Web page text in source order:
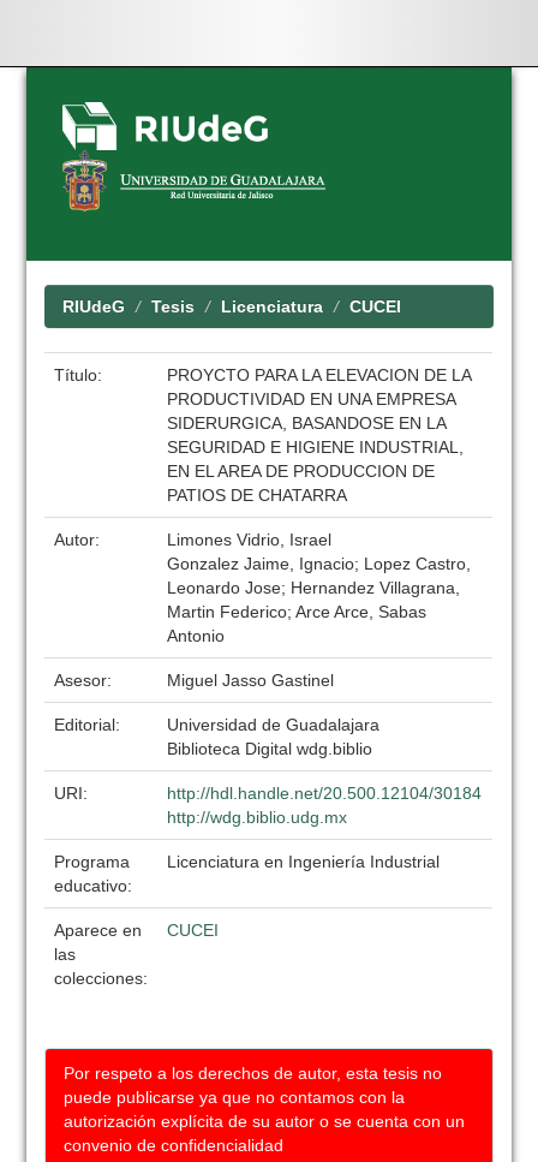
Skip
navigation
RIUdeG Tesis Licenciatura CUCEI
Título:
PROYCTO PARA LA ELEVACION DE LA
PRODUCTIVIDAD EN UNA EMPRESA
SIDERURGICA, BASANDOSE EN LA
SEGURIDAD E HIGIENE INDUSTRIAL,
EN EL AREA DE PRODUCCION DE
PATIOS DE CHATARRA
Autor:
Limones Vidrio, Israel
Gonzalez Jaime, Ignacio; Lopez Castro,
Leonardo Jose; Hernandez Villagrana,
Martin Federico; Arce Arce, Sabas
Antonio
Asesor: Miguel Jasso Gastinel
Editorial:
Universidad de Guadalajara
Biblioteca Digital wdg.biblio
URI:
http://hdl.handle.net/20.500.12104/30184
http://wdg.biblio.udg.mx
Programa
educativo:
Licenciatura en Ingeniería Industrial
Aparece en
las
colecciones:
CUCEI
Por respeto a los derechos de autor, esta tesis no
puede publicarse ya que no contamos con la
autorización explícita de su autor o se cuenta con un
convenio de confidencialidad